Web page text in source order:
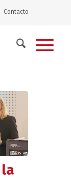
Contacto